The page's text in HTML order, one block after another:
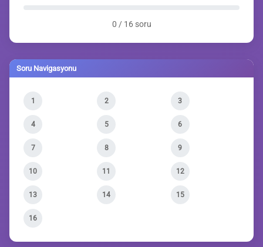
0 / 16 soru
Soru Navigasyonu
1 2 3
4 5 6
7 8 9
10 11 12
13 14 15
16